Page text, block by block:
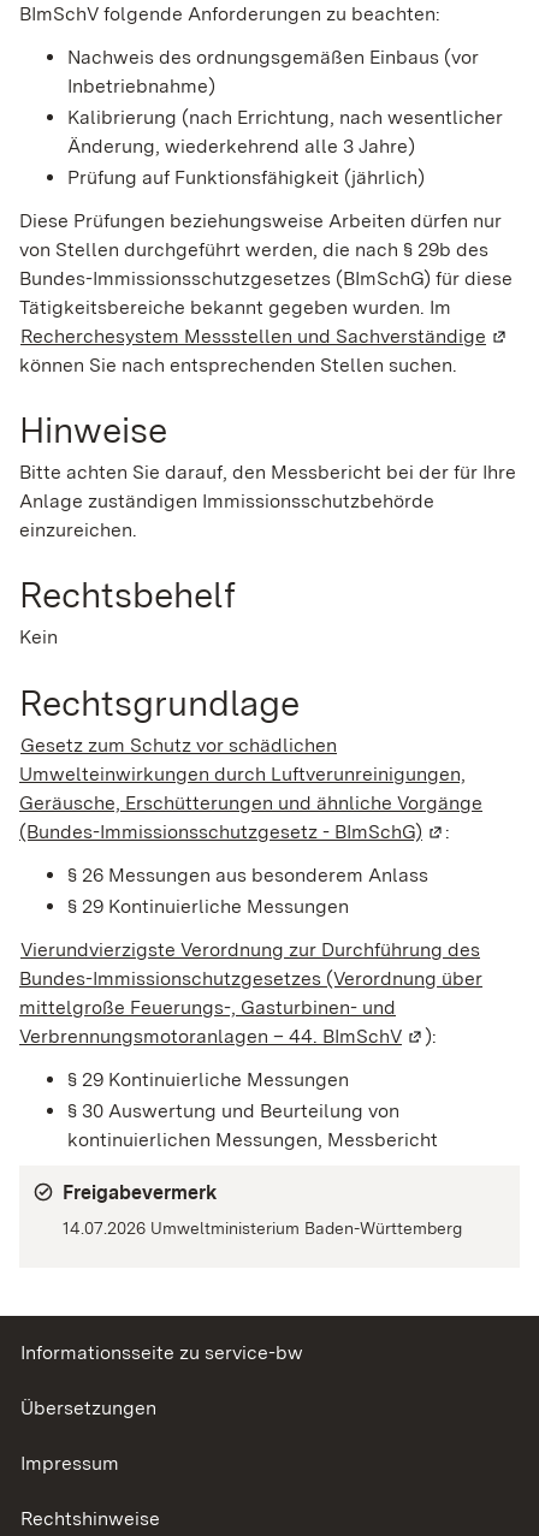
BImSchV folgende Anforderungen zu beachten:
Nachweis des ordnungsgemäßen Einbaus (vor
Inbetriebnahme)
Kalibrierung (nach Errichtung, nach wesentlicher
Änderung, wiederkehrend alle 3 Jahre)
Prüfung auf Funktionsfähigkeit (jährlich)
Diese Prüfungen beziehungsweise Arbeiten dürfen nur
von Stellen durchgeführt werden, die nach § 29b des
Bundes-Immissionsschutzgesetzes (BImSchG) für diese
Tätigkeitsbereiche bekannt gegeben wurden. Im
Recherchesystem Messstellen und Sachverständige
können Sie nach entsprechenden Stellen suchen.
Hinweise
Bitte achten Sie darauf, den Messbericht bei der für Ihre
Anlage zuständigen Immissionsschutzbehörde
einzureichen.
Rechtsbehelf
Kein
Rechtsgrundlage
Gesetz zum Schutz vor schädlichen
Umwelteinwirkungen durch Luftverunreinigungen,
Geräusche, Erschütterungen und ähnliche Vorgänge
(Bundes-Immissionsschutzgesetz - BImSchG) (Wird in
:
§ 26 Messungen aus besonderem Anlass
§ 29 Kontinuierliche Messungen
Vierundvierzigste Verordnung zur Durchführung des
Bundes-Immissionschutzgesetzes (Verordnung über
mittelgroße Feuerungs-, Gasturbinen- und
Verbrennungsmotoranlagen – 44. BImSchV (Wird in
):
§ 29 Kontinuierliche Messungen
§ 30 Auswertung und Beurteilung von
kontinuierlichen Messungen, Messbericht
Freigabevermerk
14.07.2026 Umweltministerium Baden-Württemberg
Informationsseite zu service-bw
Übersetzungen
Impressum
Rechtshinweise